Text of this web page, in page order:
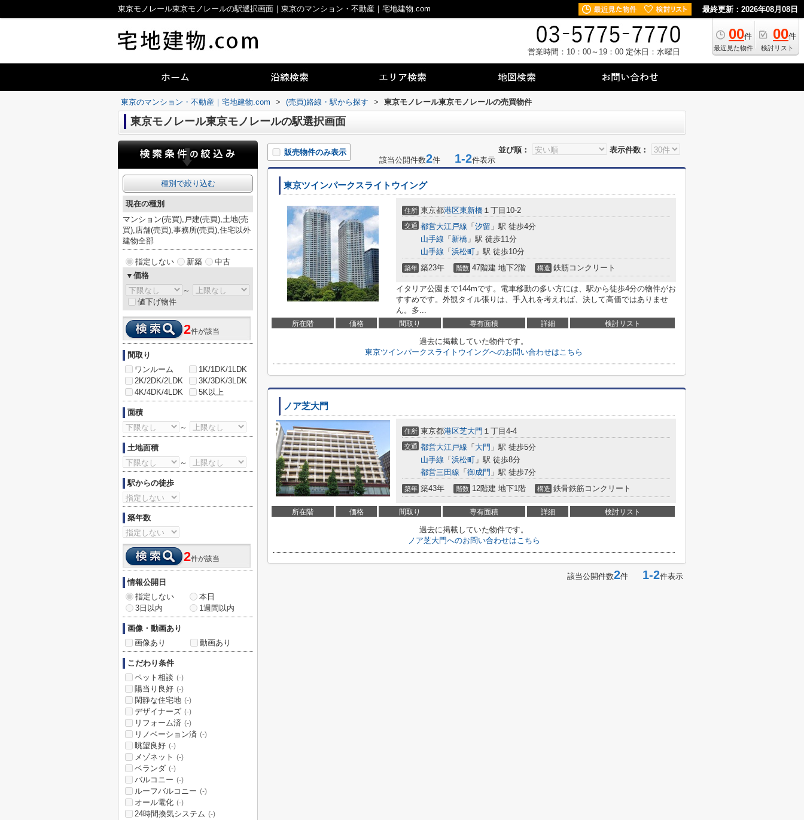
東京モノレール東京モノレールの駅選択画面｜東京のマンション・不動産｜宅地建物.com 最終更新：2026年08月08日
00件
最近見た物件
00件
検討リスト
営業時間：10：00～19：00 定休日：水曜日
東京のマンション・不動産｜宅地建物.com > (売買)路線・駅から探す > 東京モノレール東京モノレールの売買物件
東京モノレール東京モノレールの駅選択画面
並び順： 表示件数：
販売物件のみ表示
該当公開件数2件 1-2件表示
東京ツインパークスライトウイング
住所 東京都港区東新橋 １丁目10-2
交通 都営大江戸線 「 汐留 」駅 徒歩4分
山手線 「 新橋 」駅 徒歩11分
山手線 「 浜松町 」駅 徒歩10分
築年 築23年 階数 47階建 地下2階 構造 鉄筋コンクリート
イタリア公園まで144mです。電車移動の多い方には、駅から徒歩4分の物件がお
すすめです。外観タイル張りは、手入れを考えれば、決して高価ではありませ
ん。多...
所在階 価格 間取り 専有面積 詳細 検討リスト
過去に掲載していた物件です。
東京ツインパークスライトウイングへのお問い合わせはこちら
ノア芝大門
住所 東京都港区芝大門 １丁目4-4
交通 都営大江戸線 「 大門 」駅 徒歩5分
山手線 「 浜松町 」駅 徒歩8分
都営三田線 「 御成門 」駅 徒歩7分
築年 築43年 階数 12階建 地下1階 構造 鉄骨鉄筋コンクリート
所在階 価格 間取り 専有面積 詳細 検討リスト
過去に掲載していた物件です。
ノア芝大門へのお問い合わせはこちら
該当公開件数2件 1-2件表示
種別で絞り込む
現在の種別
マンション(売買),戸建(売買),土地(売
買),店舗(売買),事務所(売買),住宅以外
建物全部
指定しない 新築
中古
▼価格
～
値下げ物件
2件が該当
間取り
ワンルーム
1K/1DK/1LDK
2K/2DK/2LDK
3K/3DK/3LDK
4K/4DK/4LDK
5K以上
面積
～
土地面積
～
駅からの徒歩
築年数
2件が該当
情報公開日
指定しない
本日
3日以内
1週間以内
画像・動画あり
画像あり
動画あり
こだわり条件
ペット相談 (-)
陽当り良好 (-)
閑静な住宅地 (-)
デザイナーズ (-)
リフォーム済 (-)
リノベーション済 (-)
眺望良好 (-)
メゾネット (-)
ベランダ (-)
バルコニー (-)
ルーフバルコニー (-)
オール電化 (-)
24時間換気システム (-)